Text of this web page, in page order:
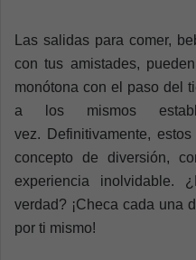
Las salidas para comer,
con tus amistades,
monótona con el paso del
a los mismos
vez.
Definitivamente,
concepto de diversión,
experiencia inolvidable.
verdad? ¡Checa cada una
por ti mismo!